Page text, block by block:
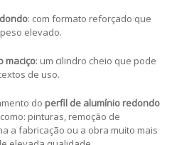
: com formato reforçado que
elevado.
maciço: um cilindro cheio que pode
de uso.
do perfil de alumínio redondo
pinturas, remoção de
a fabricação ou a obra muito mais